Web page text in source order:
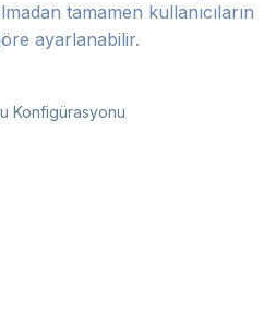
tamamen kullanıcıların
ayarlanabilir.